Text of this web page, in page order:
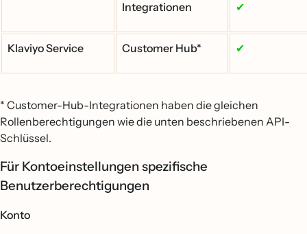
Integrationen ✔
Klaviyo Service Customer Hub* ✔
* Customer-Hub-Integrationen haben die gleichen
Rollenberechtigungen wie die unten beschriebenen API-
Schlüssel.
Für Kontoeinstellungen spezifische
Benutzerberechtigungen
Konto